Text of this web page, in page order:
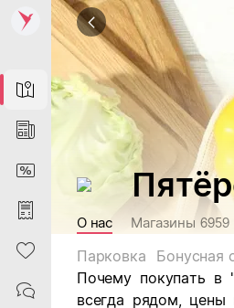
Map
News
DiscountCard
Purchases
Heart
Contacts
О нас Магазины 6959
Парковка Бонусная
Почему покупать в
всегда рядом, цены